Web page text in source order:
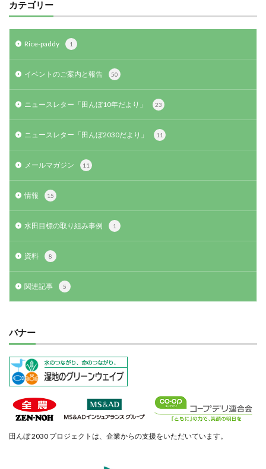
カテゴリー
Rice-paddy 1
イベントのご案内と報告 50
ニュースレター「田んぼ10年だより」 23
ニュースレター「田んぼ2030だより」 11
メールマガジン 11
情報 15
水田目標の取り組み事例 1
資料 8
関連記事 5
バナー
田んぼ 2030 プロジェクトは、企業からの支援をいただいています。